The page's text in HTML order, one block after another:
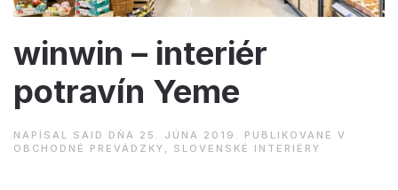
winwin – interiér
potravín Yeme
NAPÍSAL SAID DŇA 25. JÚNA 2019 . PUBLIKOVANÉ V
OBCHODNÉ PREVÁDZKY , SLOVENSKÉ INTERIÉRY